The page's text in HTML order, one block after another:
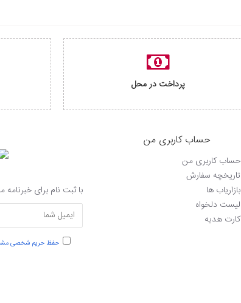
پرداخت در محل
حساب کاربری من
حساب کاربری من
تاریخچه سفارش
بازاریاب ها
لیست دلخواه
کارت هدیه
با ثبت نام برای خبرنامه
حفظ حریم شخصی